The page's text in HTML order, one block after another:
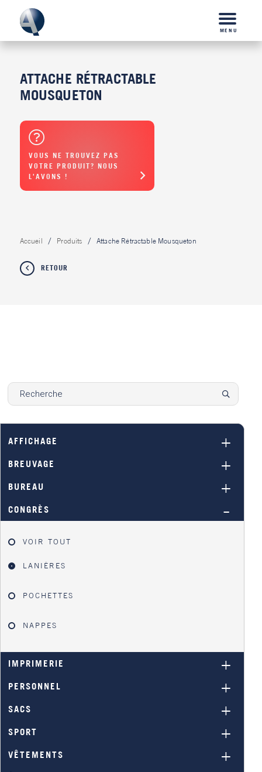
MENU
ATTACHE RÉTRACTABLE
MOUSQUETON
VOUS NE TROUVEZ PAS
VOTRE PRODUIT? NOUS
L'AVONS !
Accueil Produits Attache Rétractable Mousqueton
RETOUR
AFFICHAGE
BREUVAGE
BUREAU
CONGRÈS
VOIR TOUT
LANIÈRES
POCHETTES
NAPPES
IMPRIMERIE
PERSONNEL
SACS
SPORT
VÊTEMENTS